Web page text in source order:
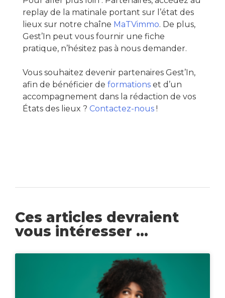
replay de la matinale portant sur l’état des
lieux sur notre chaîne MaTVimmo. De plus,
Gest’In peut vous fournir une fiche
pratique, n’hésitez pas à nous demander.
Vous souhaitez devenir partenaires Gest’In,
afin de bénéficier de formations et d’un
accompagnement dans la rédaction de vos
États des lieux ? Contactez-nous !
Ces articles devraient
vous intéresser ...